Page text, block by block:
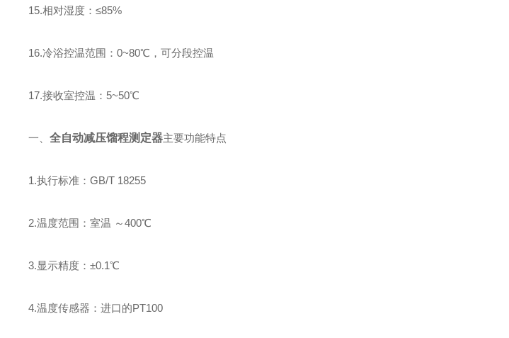
15.相对湿度：≤85%
16.冷浴控温范围：0~80℃，可分段控温
17.接收室控温：5~50℃
一、全自动减压馏程测定器主要功能特点
1.执行标准：GB/T 18255
2.温度范围：室温 ～400℃
3.显示精度：±0.1℃
4.温度传感器：进口的PT100